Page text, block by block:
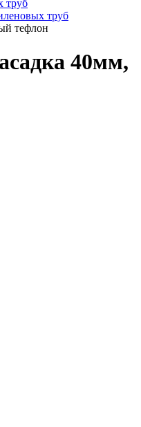
труб
труб
тефлон
40мм,